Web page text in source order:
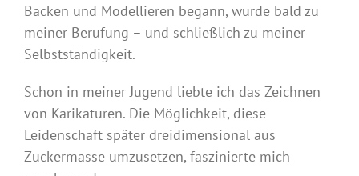
Backen und Modellieren begann, wurde bald zu
meiner Berufung – und schließlich zu meiner
Selbstständigkeit.
Schon in meiner Jugend liebte ich das Zeichnen
von Karikaturen. Die Möglichkeit, diese
Leidenschaft später dreidimensional aus
Zuckermasse umzusetzen, faszinierte mich